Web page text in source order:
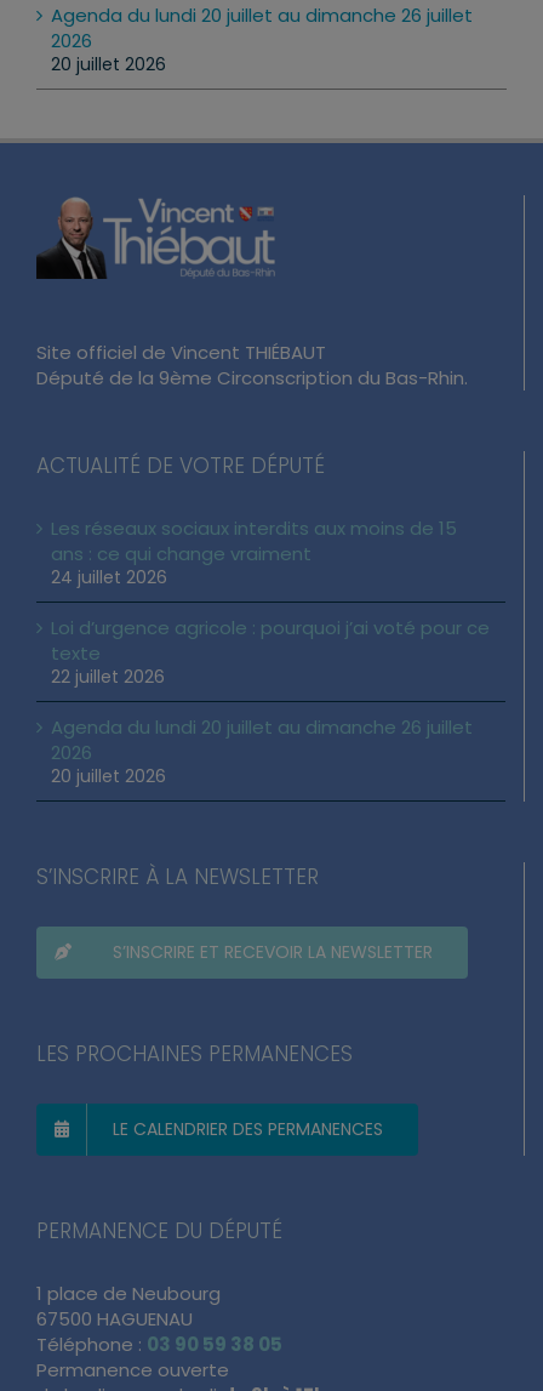
Agenda du lundi 20 juillet au dimanche 26 juillet
2026
20 juillet 2026
Site officiel de Vincent THIÉBAUT
Député de la 9ème Circonscription du Bas-Rhin.
ACTUALITÉ DE VOTRE DÉPUTÉ
Les réseaux sociaux interdits aux moins de 15
ans : ce qui change vraiment
24 juillet 2026
Loi d’urgence agricole : pourquoi j’ai voté pour ce
texte
22 juillet 2026
Agenda du lundi 20 juillet au dimanche 26 juillet
2026
20 juillet 2026
S’INSCRIRE À LA NEWSLETTER
S’INSCRIRE ET RECEVOIR LA NEWSLETTER
LES PROCHAINES PERMANENCES
LE CALENDRIER DES PERMANENCES
PERMANENCE DU DÉPUTÉ
1 place de Neubourg
67500 HAGUENAU
Téléphone : 03 90 59 38 05
Permanence ouverte